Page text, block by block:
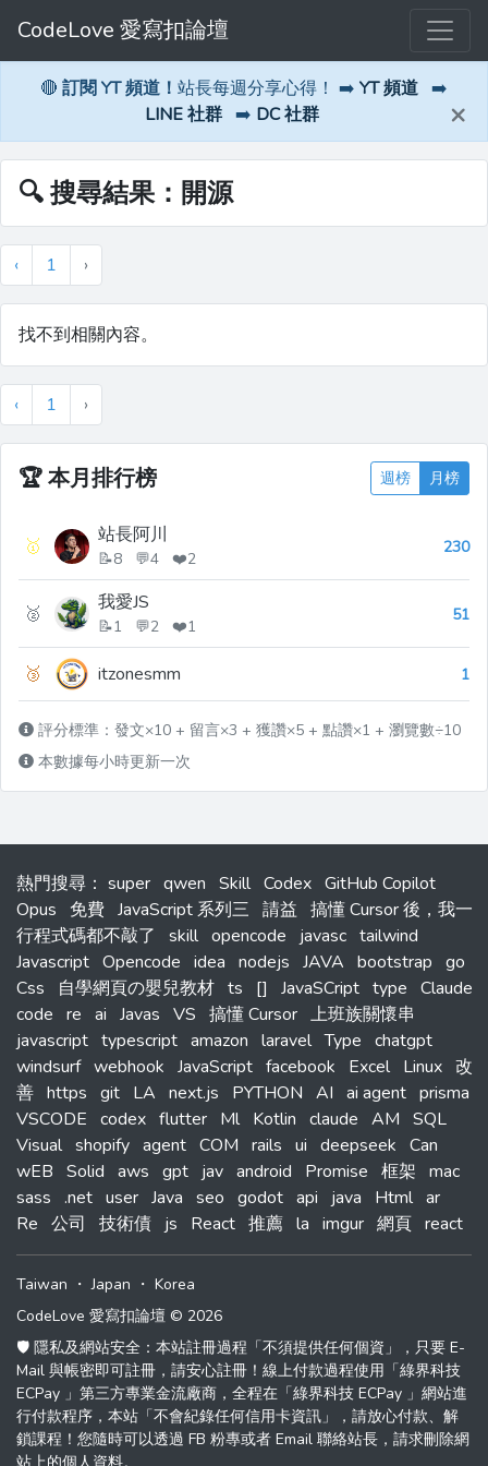
CodeLove 愛寫扣論壇
🔴 訂閱 YT 頻道！ 站長每週分享心得！ ➡️ YT 頻道 ➡️
LINE 社群 ➡️ DC 社群 ×
🔍 搜尋結果：開源
‹ 1 ›
找不到相關內容。
‹ 1 ›
🏆本月排行榜 週榜 月榜
🥇 站長阿川
📝8 💬4 ❤️2
230
🥈 我愛JS
📝1 💬2 ❤️1
51
🥉 itzonesmm 1
評分標準：發文×10 + 留言×3 + 獲讚×5 + 點讚×1 + 瀏覽數÷10
本數據每小時更新一次
熱門搜尋 ： super qwen Skill Codex GitHub Copilot
Opus
免費 JavaScript 系列三 請益 搞懂 Cursor 後，我一
行程式碼都不敲了
skill opencode javasc tailwind
Javascript Opencode idea nodejs JAVA bootstrap go
Css
自學網頁の嬰兒教材 ts [] JavaSCript type Claude
code re ai Javas VS 搞懂 Cursor 上班族關懷串
javascript typescript amazon laravel Type chatgpt
windsurf webhook JavaScript facebook Excel Linux 改
善 https git LA next.js PYTHON AI ai agent prisma
VSCODE codex flutter Ml Kotlin claude AM SQL
Visual shopify agent COM rails ui deepseek Can
wEB Solid aws gpt jav android Promise 框架 mac
sass .net user Java seo godot api java Html ar
Re 公司 技術債 js React 推薦 la imgur 網頁 react
Taiwan ・Japan ・ Korea
CodeLove 愛寫扣論壇 © 2026
🛡️ 隱私及網站安全：本站註冊過程「不須提供任何個資」，只要 E-
Mail 與帳密即可註冊，請安心註冊！線上付款過程使用「綠界科技
ECPay 」第三方專業金流廠商，全程在「綠界科技 ECPay 」網站進
行付款程序，本站「不會紀錄任何信用卡資訊」，請放心付款、解
鎖課程！您隨時可以透過 FB 粉專或者 Email 聯絡站長，請求刪除網